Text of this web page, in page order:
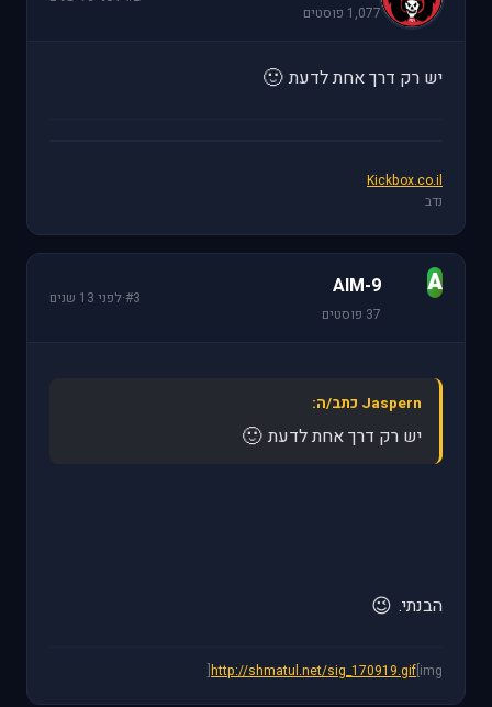
1,077 פוסטים
יש רק דרך אחת לדעת 🙂
Kickbox.co.il
נדב
A
AIM-9
37 פוסטים
#3
·לפני 13 שנים
Jaspern כתב/ה:
יש רק דרך אחת לדעת 🙂
הבנתי. 😉
http://shmatul.net/sig_170919.gif[img[